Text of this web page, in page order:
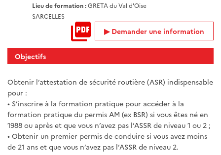
Lieu de formation :GRETA du Val d'Oise
SARCELLES
Demander une information
Objectifs
Obtenir l’attestation de sécurité routière (ASR) indispensable
pour :
• S’inscrire à la formation pratique pour accéder à la
formation pratique du permis AM (ex BSR) si vous êtes né en
1988 ou après et que vous n’avez pas l’ASSR de niveau 1 ou 2 ;
• Obtenir un premier permis de conduire si vous avez moins
de 21 ans et que vous n’avez pas l’ASSR de niveau 2.